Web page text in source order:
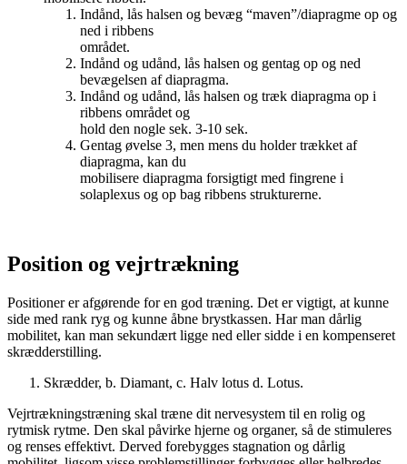
Indånd, lås halsen og bevæg “maven”/diapragme op og
ned i ribbens
området.
Indånd og udånd, lås halsen og gentag op og ned
bevægelsen af diapragma.
Indånd og udånd, lås halsen og træk diapragma op i
ribbens området og
hold den nogle sek. 3-10 sek.
Gentag øvelse 3, men mens du holder trækket af
diapragma, kan du
mobilisere diapragma forsigtigt med fingrene i
solaplexus og op bag ribbens strukturerne.
Position og vejrtrækning
Positioner er afgørende for en god træning. Det er vigtigt, at kunne
side med rank ryg og kunne åbne brystkassen. Har man dårlig
mobilitet, kan man sekundært ligge ned eller sidde i en kompenseret
skrædderstilling.
Skrædder, b. Diamant, c. Halv lotus d. Lotus.
Vejrtrækningstræning skal træne dit nervesystem til en rolig og
rytmisk rytme. Den skal påvirke hjerne og organer, så de stimuleres
og renses effektivt. Derved forebygges stagnation og dårlig